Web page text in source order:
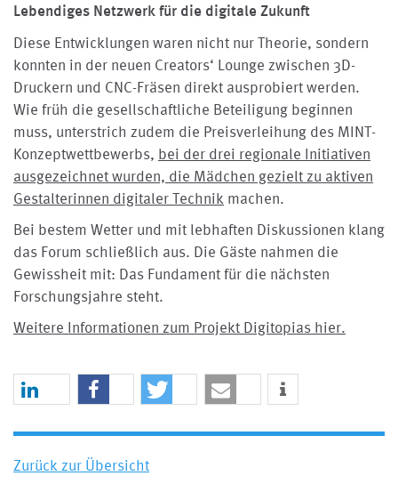
Lebendiges Netzwerk für die digitale Zukunft
Diese Entwicklungen waren nicht nur Theorie, sondern
konnten in der neuen Creators‘ Lounge zwischen 3D-
Druckern und CNC-Fräsen direkt ausprobiert werden.
Wie früh die gesellschaftliche Beteiligung beginnen
muss, unterstrich zudem die Preisverleihung des MINT-
Konzeptwettbewerbs, bei der drei regionale Initiativen
ausgezeichnet wurden, die Mädchen gezielt zu aktiven
Gestalterinnen digitaler Technik machen.
Bei bestem Wetter und mit lebhaften Diskussionen klang
das Forum schließlich aus. Die Gäste nahmen die
Gewissheit mit: Das Fundament für die nächsten
Forschungsjahre steht.
Weitere Informationen zum Projekt Digitopias hier.
Zurück zur Übersicht